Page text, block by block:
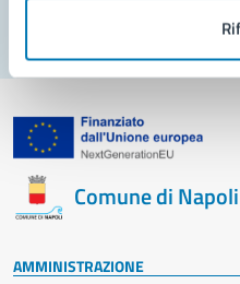
Comune di Napoli
AMMINISTRAZIONE